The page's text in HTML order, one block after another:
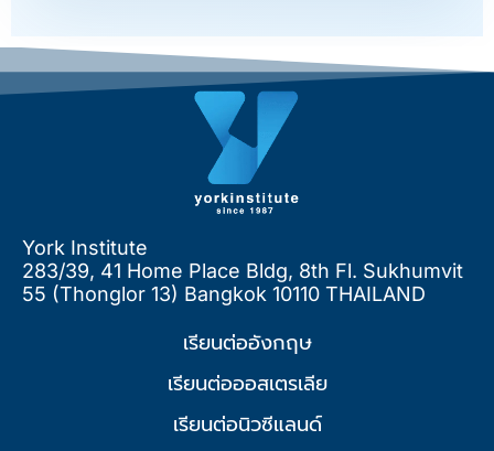
York Institute
283/39, 41 Home Place Bldg, 8th Fl. Sukhumvit
55 (Thonglor 13) Bangkok 10110 THAILAND
เรียนต่ออังกฤษ
เรียนต่อออสเตรเลีย
เรียนต่อนิวซีแลนด์